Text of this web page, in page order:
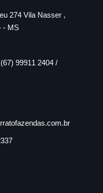
274 Vila Nasser ,
- MS
99911 2404 /